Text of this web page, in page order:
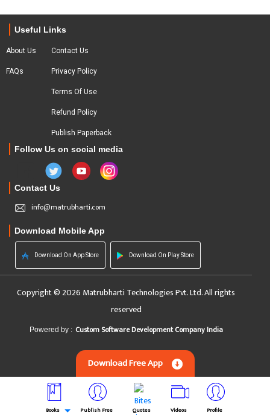
Useful Links
About Us
FAQs
Contact Us
Privacy Policy
Terms Of Use
Refund Policy
Publish Paperback
Follow Us on social media
Contact Us
info@matrubharti.com
Download Mobile App
Download On App Store Download On Play Store
Copyright © 2026 Matrubharti Technologies Pvt. Ltd. All rights
reserved
Powered by : Custom Software Development Company India
Download Free App
Books Publish Free Quotes Videos Profile